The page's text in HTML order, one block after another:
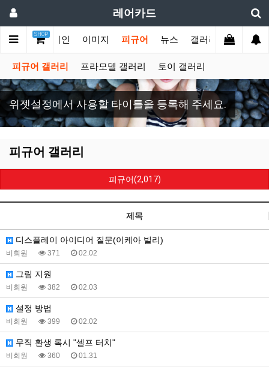
레어카드
SHOP
메인 이미지 피규어 뉴스 갤러리 게시판
피규어 갤러리 프라모델 갤러리 토이 갤러리
위젯설정에서 사용할 타이틀을 등록해 주세요.
피규어 갤러리
피규어(2,017)
제목
디스플레이 아이디어 질문(이케아 빌리)
비회원 371 02.02
그림 지원
비회원 382 02.03
설정 방법
비회원 399 02.02
무직 환생 록시 "셀프 터치"
비회원 360 01.31